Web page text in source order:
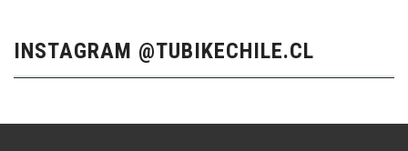
INSTAGRAM @TUBIKECHILE.CL